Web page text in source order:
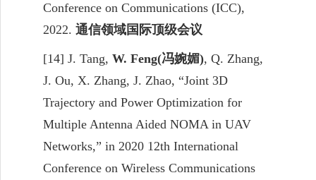
Conference on Communications (ICC),
2022. 通信领域国际顶级会议
[14] J. Tang, W. Feng(冯婉媚), Q. Zhang,
J. Ou, X. Zhang, J. Zhao, “Joint 3D
Trajectory and Power Optimization for
Multiple Antenna Aided NOMA in UAV
Networks,” in 2020 12th International
Conference on Wireless Communications